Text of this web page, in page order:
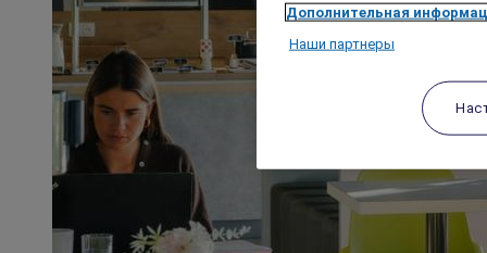
Дополнительная
Наши партнеры